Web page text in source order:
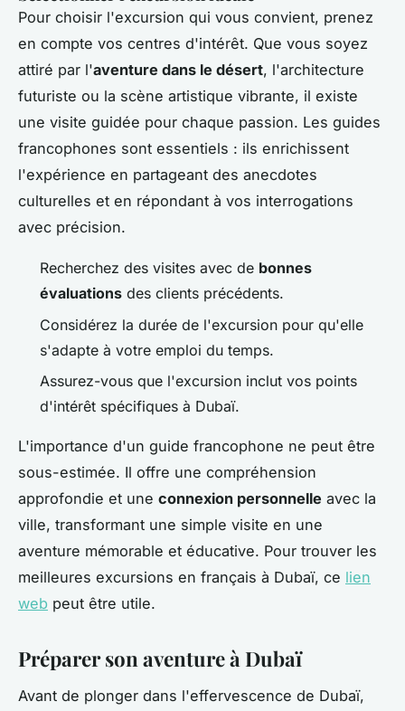
Pour choisir l'excursion qui vous convient, prenez
en compte vos centres d'intérêt. Que vous soyez
attiré par l'aventure dans le désert, l'architecture
futuriste ou la scène artistique vibrante, il existe
une visite guidée pour chaque passion. Les guides
francophones sont essentiels : ils enrichissent
l'expérience en partageant des anecdotes
culturelles et en répondant à vos interrogations
avec précision.
Recherchez des visites avec de bonnes
évaluations des clients précédents.
Considérez la durée de l'excursion pour qu'elle
s'adapte à votre emploi du temps.
Assurez-vous que l'excursion inclut vos points
d'intérêt spécifiques à Dubaï.
L'importance d'un guide francophone ne peut être
sous-estimée. Il offre une compréhension
approfondie et une connexion personnelle avec la
ville, transformant une simple visite en une
aventure mémorable et éducative. Pour trouver les
meilleures excursions en français à Dubaï, ce lien
web peut être utile.
Préparer son aventure à Dubaï
Avant de plonger dans l'effervescence de Dubaï,